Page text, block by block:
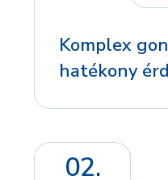
Komplex
hatékony
02.